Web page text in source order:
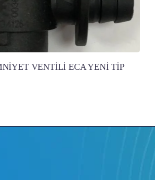
VENTİLİ ECA YENİ TİP